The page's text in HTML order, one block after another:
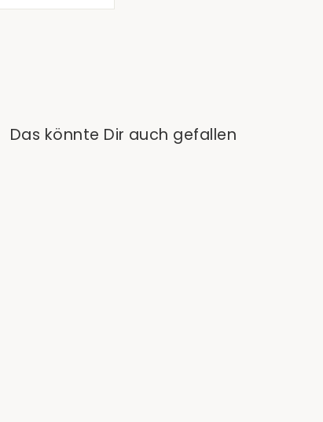
Das könnte Dir auch gefallen